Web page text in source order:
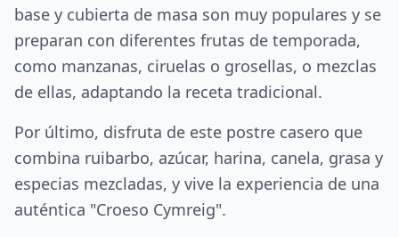
base y cubierta de masa son muy populares y se
preparan con diferentes frutas de temporada,
como manzanas, ciruelas o grosellas, o mezclas
de ellas, adaptando la receta tradicional.
Por último, disfruta de este postre casero que
combina ruibarbo, azúcar, harina, canela, grasa y
especias mezcladas, y vive la experiencia de una
auténtica "Croeso Cymreig".